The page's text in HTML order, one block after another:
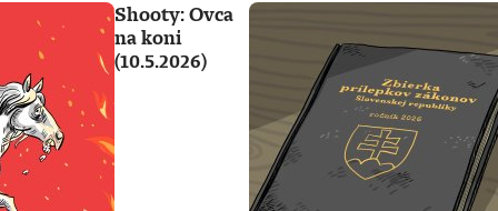
Shooty: Ovca
na koni
(10.5.2026)